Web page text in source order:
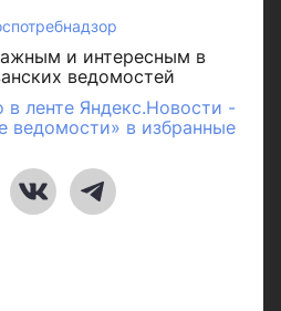
и интересным в
ведомостей
в ленте Яндекс.Новости -
ведомости» в избранные